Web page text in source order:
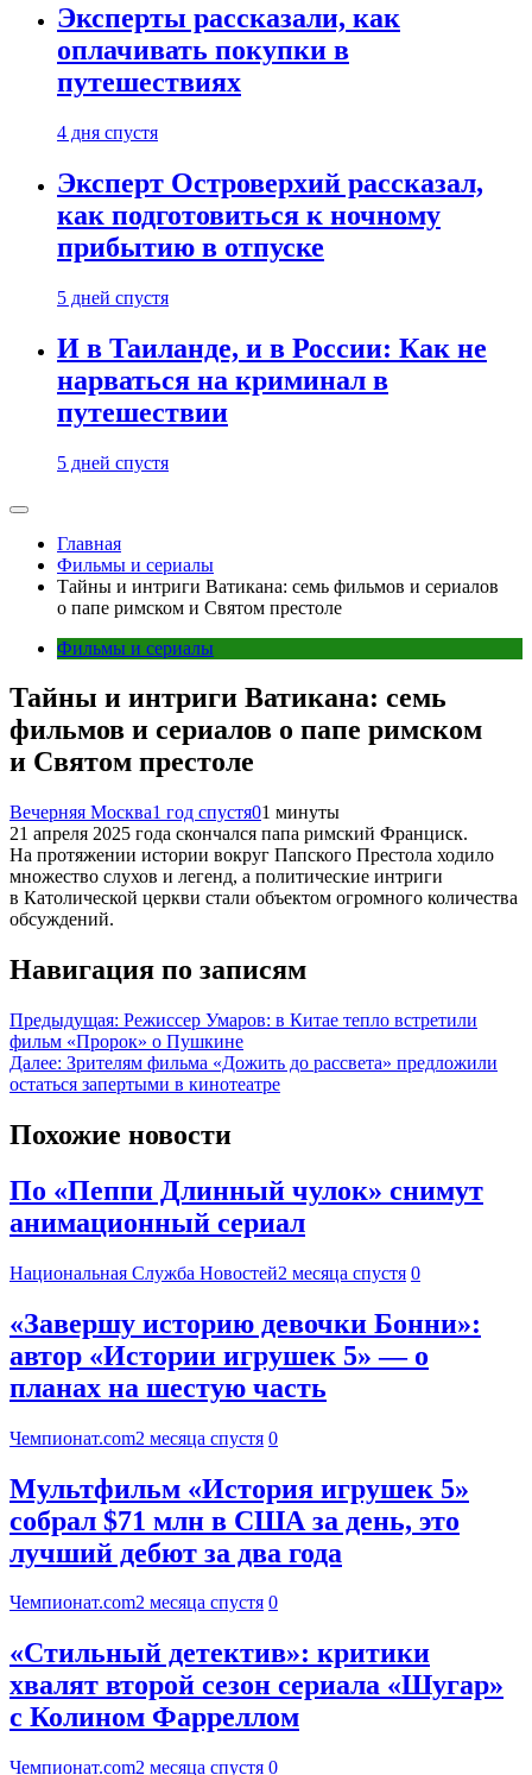
Эксперты рассказали, как
оплачивать покупки в
путешествиях
4 дня спустя
Эксперт Островерхий рассказал,
как подготовиться к ночному
прибытию в отпуске
5 дней спустя
И в Таиланде, и в России: Как не
нарваться на криминал в
путешествии
5 дней спустя
Главная
Фильмы и сериалы
Тайны и интриги Ватикана: семь фильмов и сериалов
о папе римском и Святом престоле
Фильмы и сериалы
Тайны и интриги Ватикана: семь
фильмов и сериалов о папе римском
и Святом престоле
Вечерняя Москва1 год спустя01 минуты
21 апреля 2025 года скончался папа римский Франциск.
На протяжении истории вокруг Папского Престола ходило
множество слухов и легенд, а политические интриги
в Католической церкви стали объектом огромного количества
обсуждений.
Навигация по записям
Предыдущая: Режиссер Умаров: в Китае тепло встретили
фильм «Пророк» о Пушкине
Далее: Зрителям фильма «Дожить до рассвета» предложили
остаться запертыми в кинотеатре
Похожие новости
По «Пеппи Длинный чулок» снимут
анимационный сериал
Национальная Служба Новостей2 месяца спустя 0
«Завершу историю девочки Бонни»:
автор «Истории игрушек 5» — о
планах на шестую часть
Чемпионат.com2 месяца спустя 0
Мультфильм «История игрушек 5»
собрал $71 млн в США за день, это
лучший дебют за два года
Чемпионат.com2 месяца спустя 0
«Стильный детектив»: критики
хвалят второй сезон сериала «Шугар»
с Колином Фарреллом
Чемпионат.com2 месяца спустя 0